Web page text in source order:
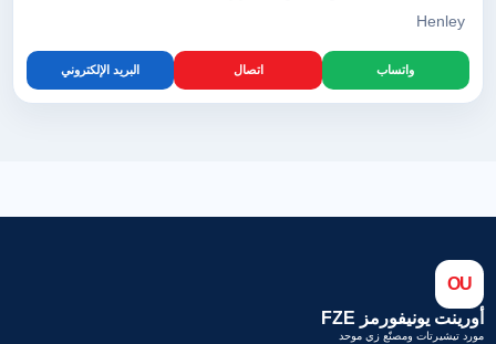
Henley
واتساب اتصال البريد الإلكتروني
OU
أورينت يونيفورمز FZE
مورد تيشيرتات ومصنّع زي موحد